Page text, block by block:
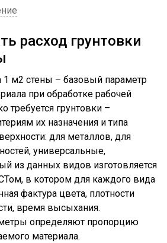
расход грунтовки
1 м2 стены – базовый параметр
при обработке рабочей
требуется грунтовки –
их назначения и типа
для металлов, для
универсальные,
из данных видов изготовляется
в котором для каждого вида
фактура цвета, плотности
время высыхания.
определяют пропорцию
материала.